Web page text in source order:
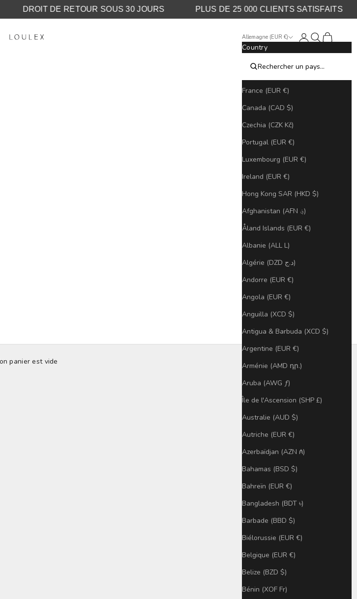
DROIT DE RETOUR SOUS 30 JOURS PLUS DE 25 000 CLIENTS
LOULEX
Allemagne (EUR €)
Country
France (EUR €)
Canada (CAD $)
Czechia (CZK Kč)
Portugal (EUR €)
Luxembourg (EUR €)
Ireland (EUR €)
Hong Kong SAR (HKD $)
Afghanistan (AFN ؋)
Åland Islands (EUR €)
Albanie (ALL L)
Algérie (DZD د.ج)
Andorre (EUR €)
Angola (EUR €)
Anguilla (XCD $)
Antigua & Barbuda (XCD $)
Argentine (EUR €)
Arménie (AMD դր.)
Aruba (AWG ƒ)
Île de l'Ascension (SHP £)
Australie (AUD $)
Autriche (EUR €)
Azerbaïdjan (AZN ₼)
Bahamas (BSD $)
Bahreïn (EUR €)
Bangladesh (BDT ৳)
Barbade (BBD $)
Biélorussie (EUR €)
Belgique (EUR €)
Belize (BZD $)
Bénin (XOF Fr)
LoginSearch
Cart
panier est vide